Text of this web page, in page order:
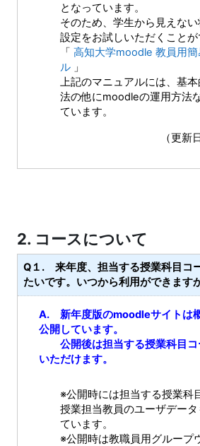
となっています。
そのため、学生から見えな
設定をお試しいただくことが
「 高知大学moodle 教員用簡
ル 」
上記のマニュアルには、基
法の他にmoodleの運用方法
ています。
（更新
2. コースについて
Q１. 来年度、担当する授業科目コ
たいです。いつから利用ができます
A. 新年度版のmoodleサイトは
公開しています。
公開後は担当する授業科目コ
いただけます。
※公開時には担当する授業科
授業担当教員のユーザデー
ています。
※公開時は教職員用グループ